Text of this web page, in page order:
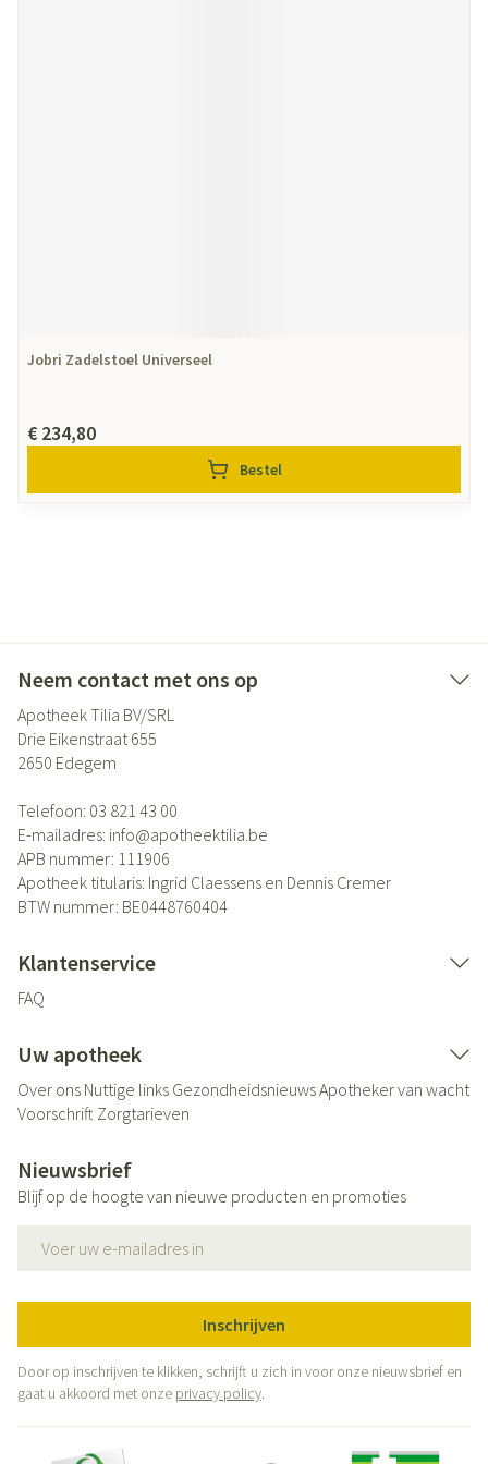
Jobri Zadelstoel Universeel
€ 234,80
Bestel
Neem contact met ons op
Apotheek Tilia BV/SRL
Drie Eikenstraat 655
2650 Edegem
Telefoon: 03 821 43 00
E-mailadres: info@apotheektilia.be
APB nummer: 111906
Apotheek titularis: Ingrid Claessens en Dennis Cremer
BTW nummer: BE0448760404
Klantenservice
FAQ
Uw apotheek
Over ons Nuttige links GezondheidsnieuwsApotheker van wacht
Voorschrift Zorgtarieven
Nieuwsbrief
Blijf op de hoogte van nieuwe producten en promoties
Inschrijven
Door op inschrijven te klikken, schrijft u zich in voor onze nieuwsbrief en
gaat u akkoord met onze privacy policy.